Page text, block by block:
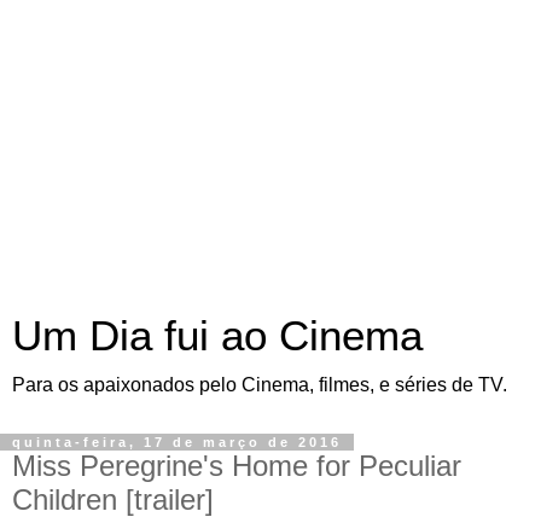
Um Dia fui ao Cinema
Para os apaixonados pelo Cinema, filmes, e séries de TV.
quinta-feira, 17 de março de 2016
Miss Peregrine's Home for Peculiar
Children [trailer]